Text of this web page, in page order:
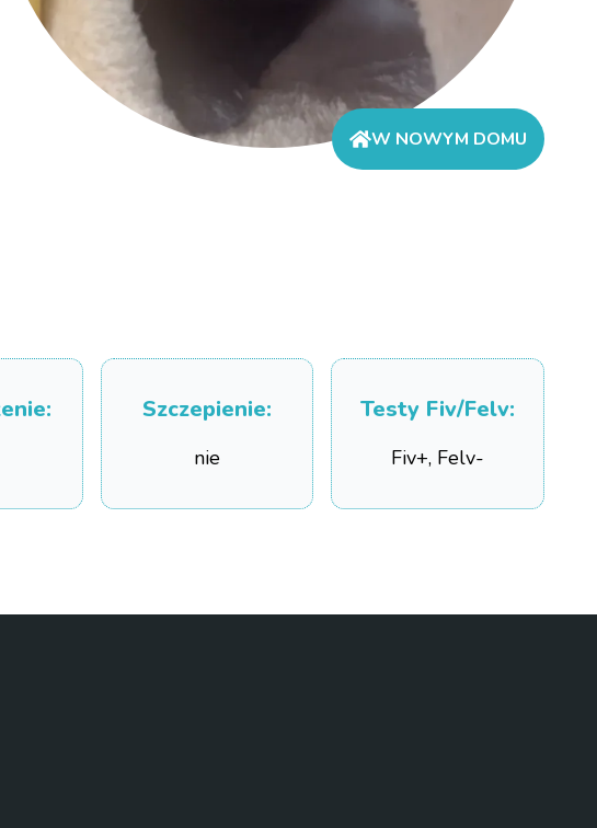
W NOWYM DOMU
: Szczepienie:
nie
Testy Fiv/Felv:
Fiv+, Felv-